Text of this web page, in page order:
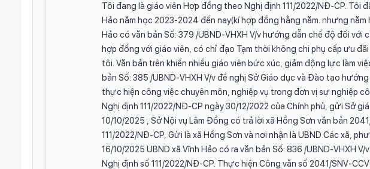
Tôi đang là giáo viên Hợp đồng theo Nghị định 111/2022/NĐ-CP. Tôi
Hảo năm học 2023-2024 đến nay(kí hợp đồng hằng năm. nhưng
Hảo có văn bản Số: 379 /UBND-VHXH V/v hướng dẫn chế độ đối
hợp đồng với giáo viên, có chỉ đạo Tạm thời không chi phụ cấp ưu
tôi. Văn bản trên khiến nhiều giáo viên bức xúc, giảm động lực làm
bản Số: 385 /UBND-VHXH V/v đề nghị Sở Giáo dục và Đào tạo
thực hiện công việc chuyên môn, nghiệp vụ trong đơn vị sự nghiệp
Nghị định 111/2022/NĐ-CP ngày 30/12/2022 của Chính phủ, gửi Sở
10/10/2025 , Sở Nội vụ Lâm Đồng có trả lời xã Hồng Sơn văn bản
111/2022/NĐ-CP, Gửi là xã Hồng Sơn và nơi nhận là UBND Các xã,
16/10/2025 UBND xã Vĩnh Hảo có ra văn bản Số: 836 /UBND-VHXH
Nghị định số 111/2022/NĐ-CP. Thực hiện Công văn số 2041/SNV-